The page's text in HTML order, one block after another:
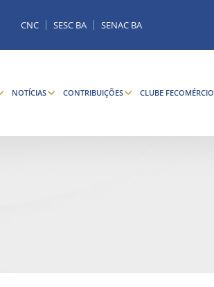
CNC SESC BA SENAC BA
NOTÍCIAS CONTRIBUIÇÕES CLUBE FECOMÉRCIO